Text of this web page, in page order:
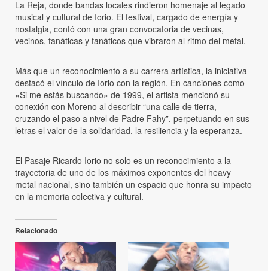
La Reja, donde bandas locales rindieron homenaje al legado
musical y cultural de Iorio. El festival, cargado de energía y
nostalgia, contó con una gran convocatoria de vecinas,
vecinos, fanáticas y fanáticos que vibraron al ritmo del metal.
Más que un reconocimiento a su carrera artística, la iniciativa
destacó el vínculo de Iorio con la región. En canciones como
«Si me estás buscando» de 1999, el artista mencionó su
conexión con Moreno al describir “una calle de tierra,
cruzando el paso a nivel de Padre Fahy”, perpetuando en sus
letras el valor de la solidaridad, la resiliencia y la esperanza.
El Pasaje Ricardo Iorio no solo es un reconocimiento a la
trayectoria de uno de los máximos exponentes del heavy
metal nacional, sino también un espacio que honra su impacto
en la memoria colectiva y cultural.
Relacionado